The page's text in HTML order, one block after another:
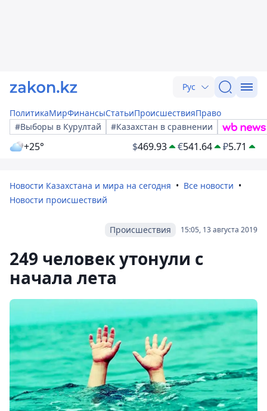
Рус
ПолитикаМирФинансыСтатьиПроисшествияПраво
#Выборы в Курултай
#Казахстан в сравнении
+25° $469.93 €541.64 ₽5.71
Новости Казахстана и мира на сегодня
Все новости
Новости происшествий
15:05, 13 августа 2019
Происшествия
249 человек утонули с
начала лета